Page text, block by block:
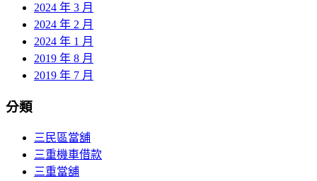
2024 年 3 月
2024 年 2 月
2024 年 1 月
2019 年 8 月
2019 年 7 月
分類
三民區當舖
三重機車借款
三重當舖